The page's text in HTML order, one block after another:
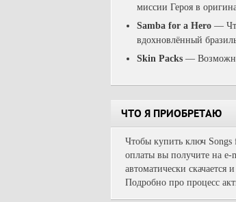
миссии Героя в
Samba for a Hero —
вдохновлённый
Skin Packs —
ЧТО Я ПРИОБРЕТАЮ
Чтобы купить ключ Songs
оплаты вы получите на e-
автоматически скачается
Подробно про процесс